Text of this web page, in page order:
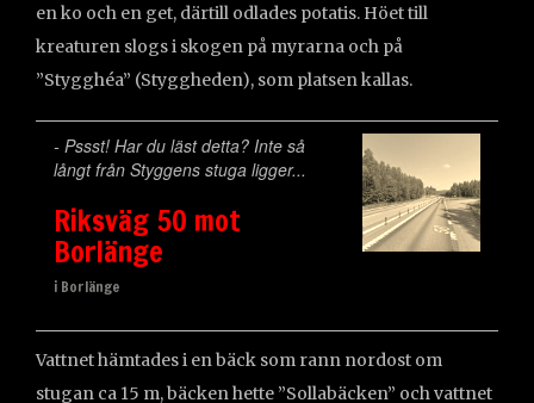
en ko och en get, därtill odlades potatis. Höet till
kreaturen slogs i skogen på myrarna och på
”Stygghéa” (Styggheden), som platsen kallas.
- Pssst! Har du läst detta? Inte så
långt från Styggens stuga ligger...
Riksväg 50 mot
Borlänge
i Borlänge
Vattnet hämtades i en bäck som rann nordost om
stugan ca 15 m, bäcken hette ”Sollabäcken” och vattnet